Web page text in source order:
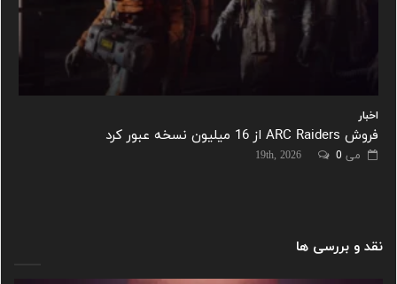
اخبار
فروش ARC Raiders از 16 میلیون نسخه عبور کرد
می 19th, 2026 0
نقد و بررسی ها